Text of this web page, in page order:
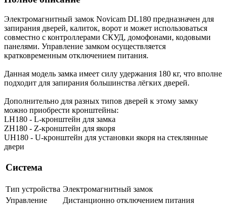
Электромагнитный замок Novicam DL180 предназначен для
запирания дверей, калиток, ворот и может использоваться
совместно с контроллерами СКУД, домофонами, кодовыми
панелями. Управление замком осуществляется
кратковременным отключением питания.
Данная модель замка имеет силу удержания 180 кг, что вполне
подходит для запирания большинства лёгких дверей.
Дополнительно для разных типов дверей к этому замку
можно приобрести кронштейны:
LH180 - L-кронштейн для замка
ZH180 - Z-кронштейн для якоря
UH180 - U-кронштейн для установки якоря на стеклянные
двери
Система
Тип устройства Электромагнитный замок
Управление
Дистанционно отключением питания